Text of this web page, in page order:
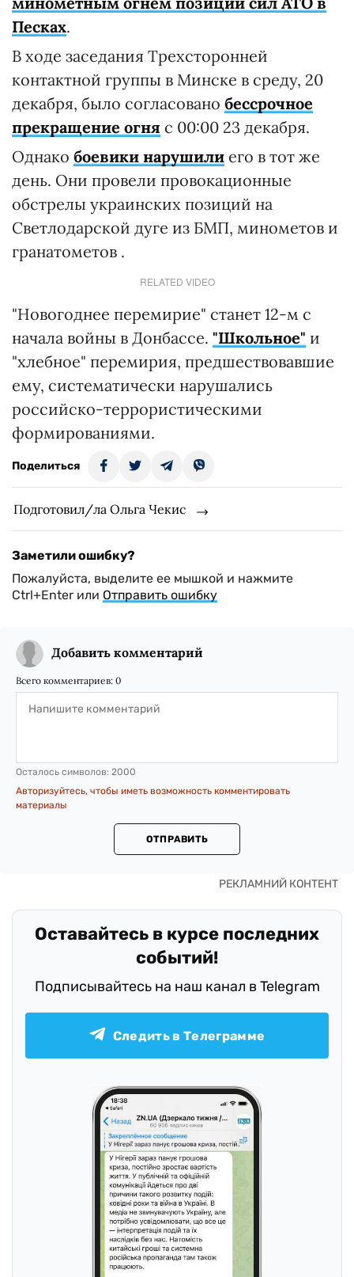
Песках.
В ходе заседания Трехсторонней
контактной группы в Минске в среду, 20
декабря, было согласовано бессрочное
прекращение огня с 00:00 23 декабря.
Однако боевики нарушили его в тот же
день. Они провели провокационные
обстрелы украинских позиций на
Светлодарской дуге из БМП, минометов и
гранатометов .
RELATED VIDEO
"Новогоднее перемирие" станет 12-м с
начала войны в Донбассе. "Школьное" и
"хлебное" перемирия, предшествовавшие
ему, систематически нарушались
российско-террористическими
формированиями.
Поделиться
Подготовил/ла Ольга Чекис
Заметили ошибку?
Пожалуйста, выделите ее мышкой и нажмите
Ctrl+Enter или Отправить ошибку
Добавить комментарий
Всего комментариев: 0
Осталось символов: 2000
Авторизуйтесь, чтобы иметь возможность комментировать
материалы
ОТПРАВИТЬ
Оставайтесь в курсе последних
событий!
Подписывайтесь на наш канал в Telegram
Следить в Телеграмме